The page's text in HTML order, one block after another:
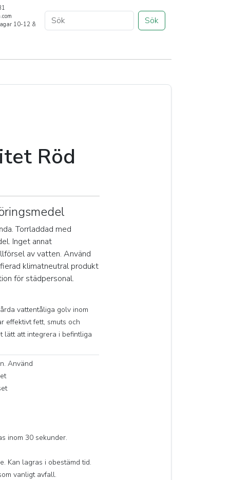
10-12 &
Sök
cm
Röd
Torrladdad med
Inget annat
av vatten. Använd
klimatneutral produkt
för städpersonal.
vattentåliga golv inom
effektivt fett, smuts och
lätt att integrera i befintliga
Använd
inom 30 sekunder.
Kan lagras i obestämd tid.
vanligt avfall.